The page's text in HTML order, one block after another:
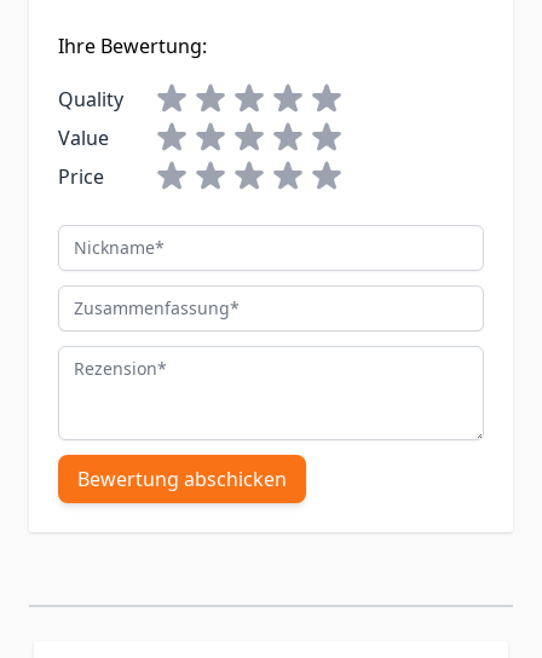
Ihre Bewertung:
Quality
Value
Price
Nickname
Zusammenfassung
Rezension
Bewertung abschicken